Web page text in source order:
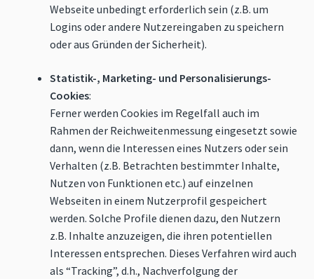
Webseite unbedingt erforderlich sein (z.B. um
Logins oder andere Nutzereingaben zu speichern
oder aus Gründen der Sicherheit).
Statistik-, Marketing- und Personalisierungs-
Cookies:
Ferner werden Cookies im Regelfall auch im
Rahmen der Reichweitenmessung eingesetzt sowie
dann, wenn die Interessen eines Nutzers oder sein
Verhalten (z.B. Betrachten bestimmter Inhalte,
Nutzen von Funktionen etc.) auf einzelnen
Webseiten in einem Nutzerprofil gespeichert
werden. Solche Profile dienen dazu, den Nutzern
z.B. Inhalte anzuzeigen, die ihren potentiellen
Interessen entsprechen. Dieses Verfahren wird auch
als “Tracking”, d.h., Nachverfolgung der